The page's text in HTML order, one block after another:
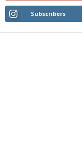
Subscribers